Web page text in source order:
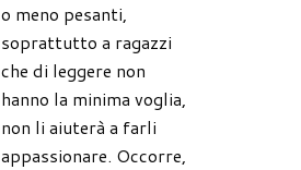
o meno pesanti,
soprattutto a ragazzi
che di leggere non
hanno la minima voglia,
non li aiuterà a farli
appassionare. Occorre,